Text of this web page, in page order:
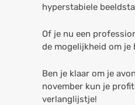
hyperstabiele
Of je nu een
de mogelijkheid om je
Ben je klaar om je
november kun je
verlanglijstje!